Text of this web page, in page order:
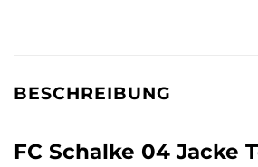
BESCHREIBUNG
FC Schalke 04 Jacke